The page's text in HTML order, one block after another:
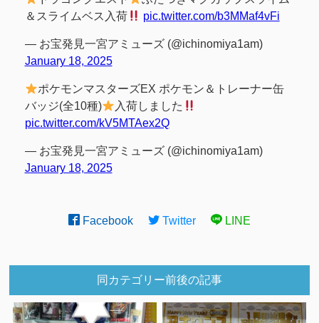
＆スライムベス入荷
pic.twitter.com/b3MMaf4vFi
— お宝発見一宮アミューズ (@ichinomiya1am)
January 18, 2025
ポケモンマスターズEX ポケモン＆トレーナー缶
バッジ(全10種)
入荷しました
pic.twitter.com/kV5MTAex2Q
— お宝発見一宮アミューズ (@ichinomiya1am)
January 18, 2025
Facebook Twitter LINE
同カテゴリー前後の記事